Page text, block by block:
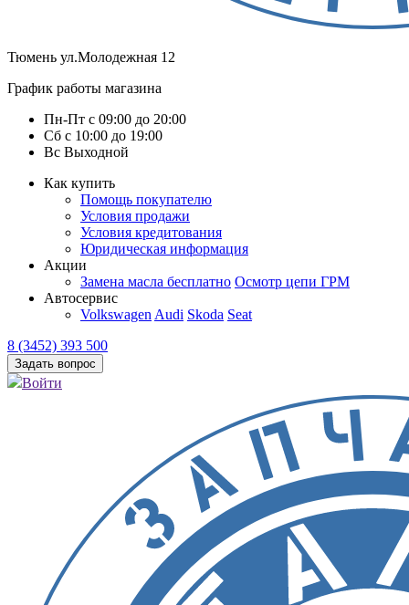
Тюмень ул.Молодежная 12
График работы магазина
Пн-Пт с 09:00 до 20:00
Сб с 10:00 до 19:00
Вс Выходной
Как купить
Помощь покупателю
Условия продажи
Условия кредитования
Юридическая информация
Акции
Замена масла бесплатно Осмотр цепи ГРМ
Автосервис
Volkswagen Audi Skoda Seat
8 (3452) 393 500
Задать вопрос
Войти